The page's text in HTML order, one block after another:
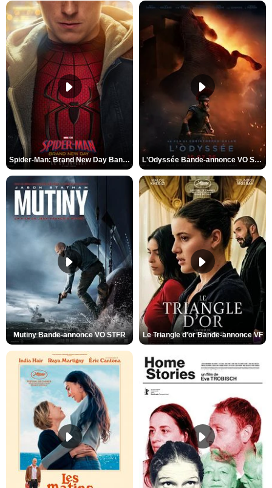
Spider-Man: Brand New Day Bande-annonce VO STFR L'Odyssée Bande-annonce VO STFR
Mutiny Bande-annonce VO STFR Le Triangle d'or Bande-annonce VF